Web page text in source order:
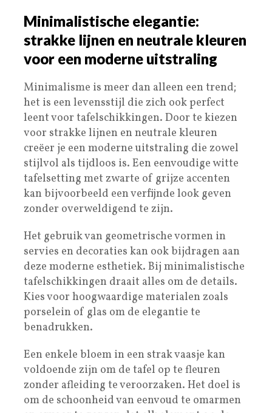
Minimalistische elegantie:
strakke lijnen en neutrale kleuren
voor een moderne uitstraling
Minimalisme is meer dan alleen een trend;
het is een levensstijl die zich ook perfect
leent voor tafelschikkingen. Door te kiezen
voor strakke lijnen en neutrale kleuren
creëer je een moderne uitstraling die zowel
stijlvol als tijdloos is. Een eenvoudige witte
tafelsetting met zwarte of grijze accenten
kan bijvoorbeeld een verfijnde look geven
zonder overweldigend te zijn.
Het gebruik van geometrische vormen in
servies en decoraties kan ook bijdragen aan
deze moderne esthetiek. Bij minimalistische
tafelschikkingen draait alles om de details.
Kies voor hoogwaardige materialen zoals
porselein of glas om de elegantie te
benadrukken.
Een enkele bloem in een strak vaasje kan
voldoende zijn om de tafel op te fleuren
zonder afleiding te veroorzaken. Het doel is
om de schoonheid van eenvoud te omarmen